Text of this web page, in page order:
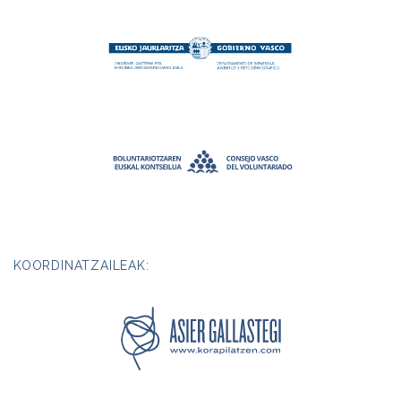
KOORDINATZAILEAK: